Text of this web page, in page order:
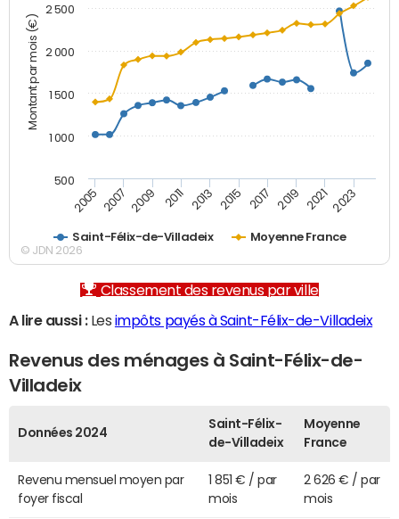
Montant par mois (€)
Saint-Félix-de-Villadeix Moyenne France
2005 2007 2009 2011 2013 2015 2017 2019 2021 2023
500
1 000
1 500
2 000
2 500
© JDN 2026
Classement des revenus par ville
A lire aussi :Les impôts payés à Saint-Félix-de-Villadeix
Revenus des ménages à Saint-Félix-de-
Villadeix
Données 2024
Saint-Félix-
de-Villadeix
Moyenne
France
Revenu mensuel moyen par
foyer fiscal
1 851 € / par
mois
2 626 € / par
mois